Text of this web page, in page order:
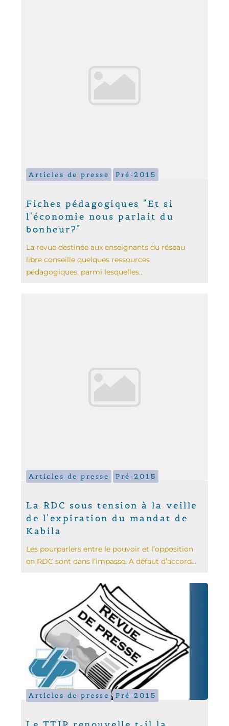
Articles de presse Pré-2015
Fiches pédagogiques "Et si
l'économie nous parlait du
bonheur?"
La revue destinée aux enseignants du réseau
libre conseille quelques ressources
pédagogiques, parmi lesquelles...
Articles de presse Pré-2015
La RDC sous tension à la veille
de l'expiration du mandat de
Kabila
Les pourparlers entre le pouvoir et l’opposition
en RDC sont dans l’impasse. A défaut d’accord...
Articles de presse Pré-2015